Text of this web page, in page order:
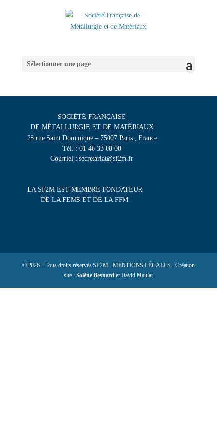
Sélectionner une page
SOCIÉTÉ FRANÇAISE
DE MÉTALLURGIE ET DE MATÉRIAUX
28 rue Saint Dominique – 75007 Paris , France
Tél. : 01 46 33 08 00
Courriel : secretariat@sf2m.fr
LA SF2M EST MEMBRE FONDATEUR
DE LA FEMS ET DE LA FFM
© 2026 – Tous droits réservés SF2M - MENTIONS LÉGALES - Création
site :Solène Besnard et David Maulat